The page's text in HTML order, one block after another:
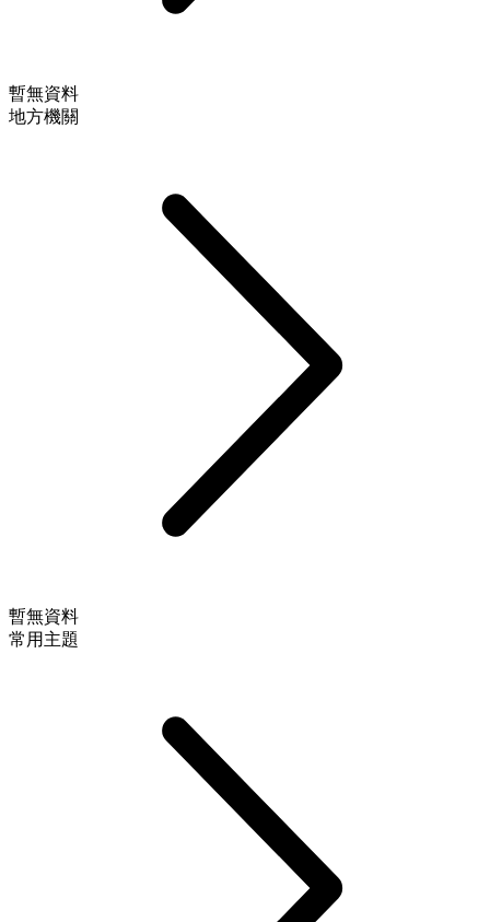
暫無資料
地方機關
暫無資料
常用主題